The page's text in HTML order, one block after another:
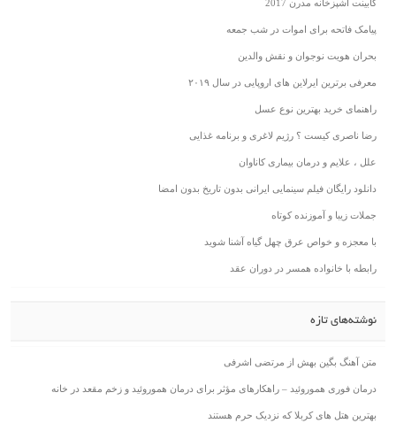
کابینت اشپزخانه مدرن 2017
پیامک فاتحه برای اموات در شب جمعه
بحران هویت نوجوان و نقش والدین
معرفی برترین ایرلاین های اروپایی در سال ۲۰۱۹
راهنمای خرید بهترین نوع عسل
رضا ناصری کیست ؟ رژیم لاغری و برنامه غذایی
علل ، علایم و درمان بیماری کاناوان
دانلود رایگان فیلم سینمایی ایرانی بدون تاریخ بدون امضا
جملات زیبا و آموزنده کوتاه
با معجزه و خواص عرق چهل گیاه آشنا شوید
رابطه با خانواده همسر در دوران عقد
نوشته‌های تازه
متن آهنگ بگین بهش از مرتضی اشرفی
درمان فوری هموروئید – راهکارهای مؤثر برای درمان هموروئید و زخم مقعد در خانه
بهترین هتل های کربلا که نزدیک حرم هستند